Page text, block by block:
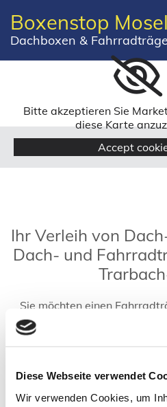
Diese Webseite verwendet
Wir verwenden Cookies, um
Boxenstop Mosel
Dachboxen &
Bitte akzeptieren Sie
diese Karte
Accept
Ihr Verleih von
Dach- und
Sie möchten einen
Boxenstop Mosel